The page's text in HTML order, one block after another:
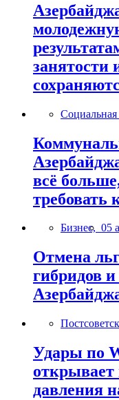
занятости
Социальная
всё
требовать
Бизнес, 05
Отмена
гибридов
Удары по
открывает
давления